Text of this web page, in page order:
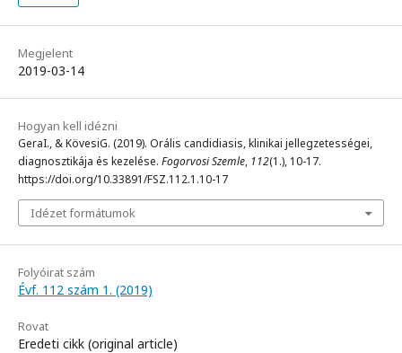
Megjelent
2019-03-14
Hogyan kell idézni
GeraI., & KövesiG. (2019). Orális candidiasis, klinikai jellegzetességei,
diagnosztikája és kezelése. Fogorvosi Szemle, 112(1.), 10-17.
https://doi.org/10.33891/FSZ.112.1.10-17
Idézet formátumok
Folyóirat szám
Évf. 112 szám 1. (2019)
Rovat
Eredeti cikk (original article)